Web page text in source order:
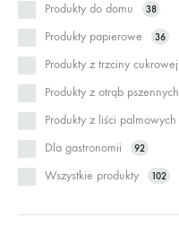
Produkty do domu 38
Produkty papierowe 36
Produkty z trzciny cukrowej
Produkty z otrąb pszennych
Produkty z liści palmowych
Dla gastronomii 92
Wszystkie produkty 102